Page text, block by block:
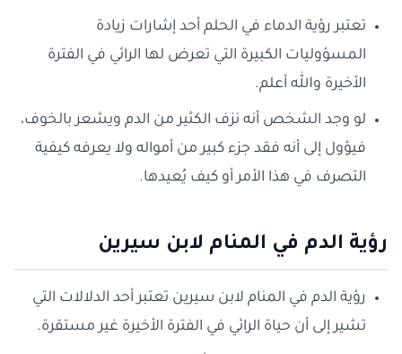
تعتبر رؤية الدماء في الحلم أحد إشارات زيادة
المسؤوليات الكبيرة التي تعرض لها الرائي في الفترة
الأخيرة والله أعلم.
لو وجد الشخص أنه نزف الكثير من الدم ويشعر بالخوف،
فيؤول إلى أنه فقد جزء كبير من أمواله ولا يعرفه كيفية
التصرف في هذا الأمر أو كيف يُعيدها.
رؤية الدم في المنام لابن سيرين
رؤية الدم في المنام لابن سيرين تعتبر أحد الدلالات التي
تشير إلى أن حياة الرائي في الفترة الأخيرة غير مستقرة.